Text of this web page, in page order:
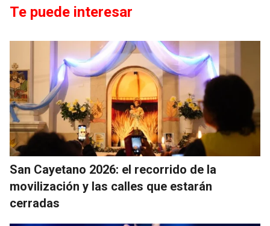
Te puede interesar
San Cayetano 2026: el recorrido de la
movilización y las calles que estarán
cerradas